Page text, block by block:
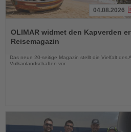
Sie
die
Nachrichten
04.08.2026
OLIMAR widmet den Kapverden
Reisemagazin
Das neue 20-seitige Magazin stellt die Vielfalt des
Vulkanlandschaften vor